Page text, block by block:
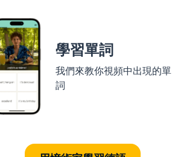
學習單詞
我們來教你視頻中出現的單
詞